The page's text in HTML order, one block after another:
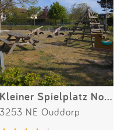
Kleiner Spielplatz Noordzeepark
3253 NE Ouddorp